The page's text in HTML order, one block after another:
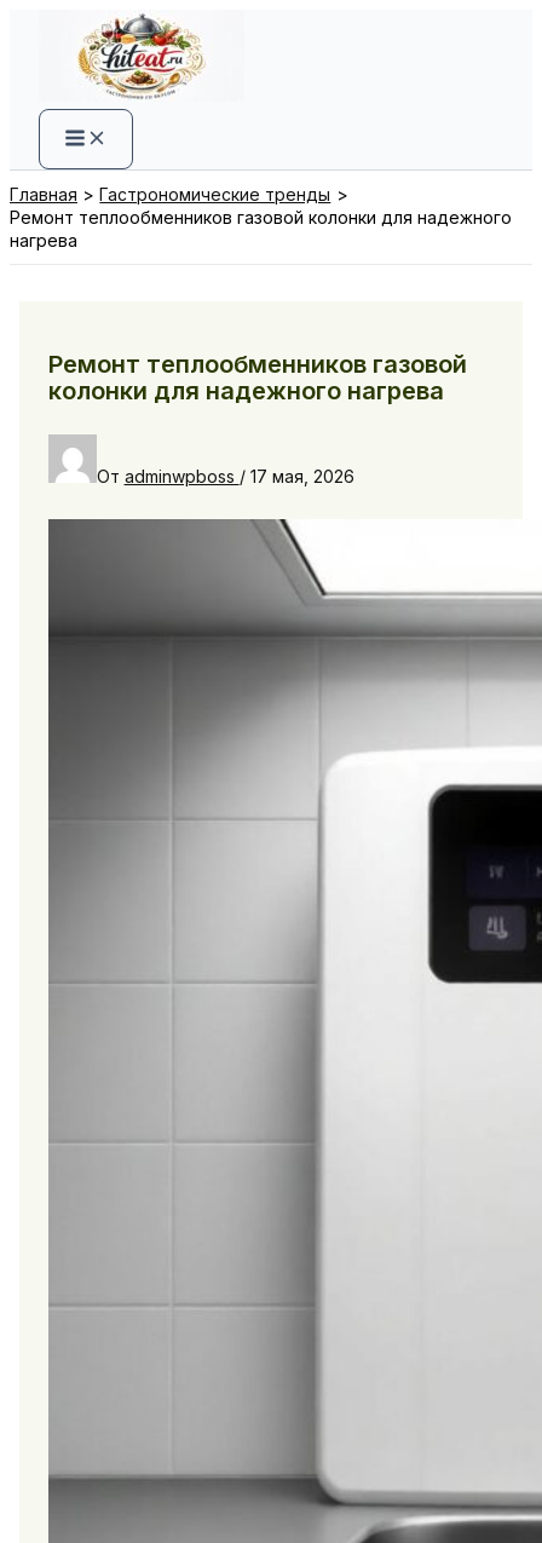
содержимому
Главная
Гастрономические тренды
Ремонт теплообменников газовой колонки для надежного
нагрева
Ремонт теплообменников газовой
колонки для надежного нагрева
От adminwpboss / 17 мая, 2026